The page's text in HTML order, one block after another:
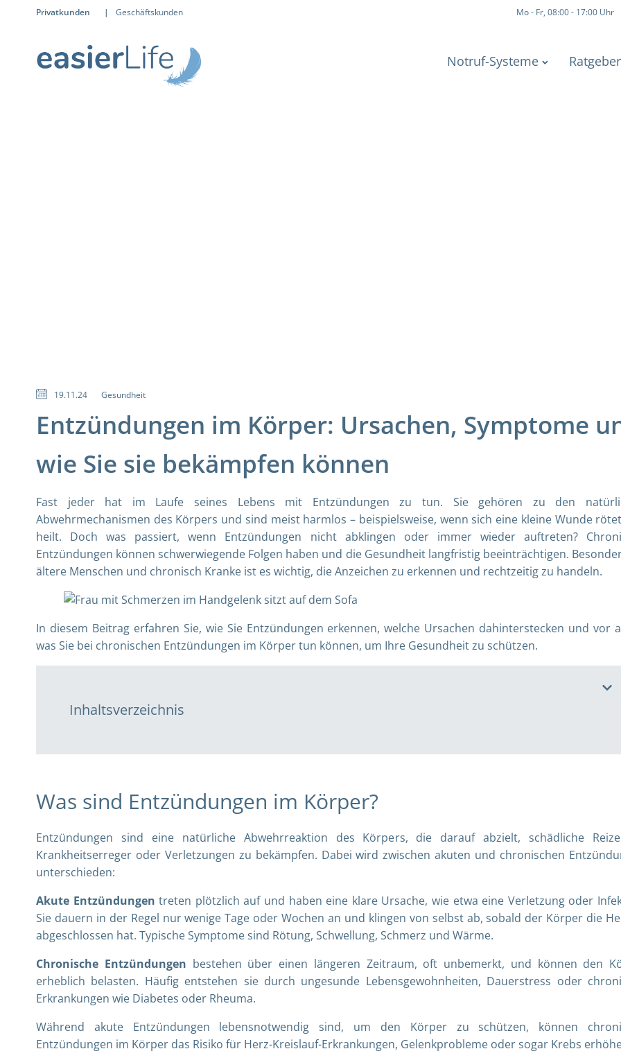
Privatkunden | Geschäftskunden Mo - Fr, 08:00 - 17:00 Uhr
Notruf-Systeme
19.11.24 Gesundheit
Entzündungen im Körper: Ursachen, Symptome
wie Sie sie bekämpfen können
Fast jeder hat im Laufe seines Lebens mit Entzündungen zu tun. Sie gehören zu den
Abwehrmechanismen des Körpers und sind meist harmlos – beispielsweise, wenn sich eine kleine Wunde
heilt. Doch was passiert, wenn Entzündungen nicht abklingen oder immer wieder auftreten?
Entzündungen können schwerwiegende Folgen haben und die Gesundheit langfristig beeinträchtigen.
ältere Menschen und chronisch Kranke ist es wichtig, die Anzeichen zu erkennen und rechtzeitig zu handeln.
In diesem Beitrag erfahren Sie, wie Sie Entzündungen erkennen, welche Ursachen dahinterstecken und vor
was Sie bei chronischen Entzündungen im Körper tun können, um Ihre Gesundheit zu schützen.
Inhaltsverzeichnis
Was sind Entzündungen im Körper?
Entzündungen sind eine natürliche Abwehrreaktion des Körpers, die darauf abzielt, schädliche
Krankheitserreger oder Verletzungen zu bekämpfen. Dabei wird zwischen akuten und chronischen
unterschieden:
Akute Entzündungen treten plötzlich auf und haben eine klare Ursache, wie etwa eine Verletzung oder
Sie dauern in der Regel nur wenige Tage oder Wochen an und klingen von selbst ab, sobald der Körper die
abgeschlossen hat. Typische Symptome sind Rötung, Schwellung, Schmerz und Wärme.
Chronische Entzündungen bestehen über einen längeren Zeitraum, oft unbemerkt, und können den
erheblich belasten. Häufig entstehen sie durch ungesunde Lebensgewohnheiten, Dauerstress oder
Erkrankungen wie Diabetes oder Rheuma.
Während akute Entzündungen lebensnotwendig sind, um den Körper zu schützen, können
Entzündungen im Körper das Risiko für Herz-Kreislauf-Erkrankungen, Gelenkprobleme oder sogar Krebs